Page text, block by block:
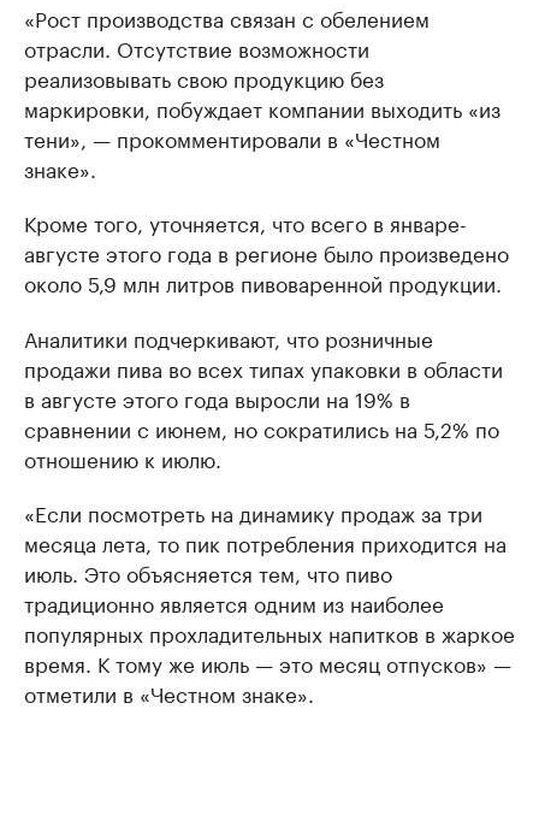
«Рост производства связан с обелением
отрасли. Отсутствие возможности
реализовывать свою продукцию без
маркировки, побуждает компании выходить «из
тени», — прокомментировали в «Честном
знаке».
Кроме того, уточняется, что всего в январе-
августе этого года в регионе было произведено
около 5,9 млн литров пивоваренной продукции.
Аналитики подчеркивают, что розничные
продажи пива во всех типах упаковки в области
в августе этого года выросли на 19% в
сравнении с июнем, но сократились на 5,2% по
отношению к июлю.
«Если посмотреть на динамику продаж за три
месяца лета, то пик потребления приходится на
июль. Это объясняется тем, что пиво
традиционно является одним из наиболее
популярных прохладительных напитков в жаркое
время. К тому же июль — это месяц отпусков» —
отметили в «Честном знаке».